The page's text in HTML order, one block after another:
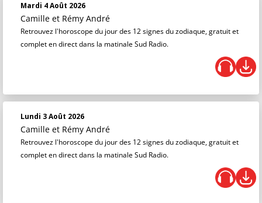
Mardi 4 Août 2026
Camille et Rémy André
Retrouvez l'horoscope du jour des 12 signes du zodiaque, gratuit et
complet en direct dans la matinale Sud Radio.
Lundi 3 Août 2026
Camille et Rémy André
Retrouvez l'horoscope du jour des 12 signes du zodiaque, gratuit et
complet en direct dans la matinale Sud Radio.